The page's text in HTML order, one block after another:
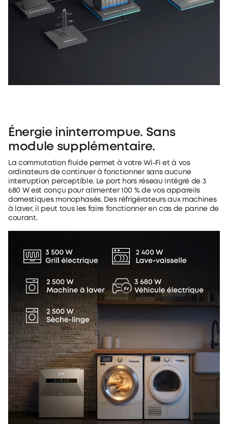
Énergie ininterrompue. Sans
module supplémentaire.
La commutation fluide permet à votre Wi-Fi et à vos
ordinateurs de continuer à fonctionner sans aucune
interruption perceptible. Le port hors réseau intégré de 3
680 W est conçu pour alimenter 100 % de vos appareils
domestiques monophasés. Des réfrigérateurs aux machines
à laver, il peut tous les faire fonctionner en cas de panne de
courant.